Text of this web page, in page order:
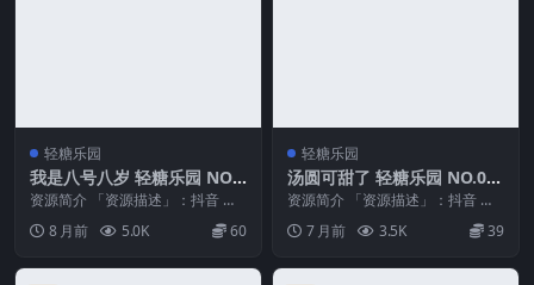
轻糖乐园
我是八号八岁 轻糖乐园 NO.0
03期
资源简介 「资源描述」：抖音 我
是八号八岁 轻糖乐园 NO.003期
【18P】...
8 月前 5.0K 60
轻糖乐园
汤圆可甜了 轻糖乐园 NO.00
3期
资源简介 「资源描述」：抖音 汤
圆可甜了 轻糖乐园 NO.003期 【2
8P】 ...
7 月前 3.5K 39